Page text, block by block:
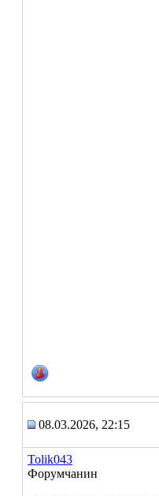
08.03.2026, 22:15
Tolik043
Форумчанин